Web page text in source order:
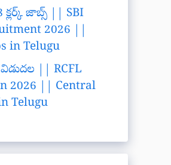
జాబ్స్ || SBI
2026 ||
in Telugu
|| RCFL
2026 || Central
Telugu